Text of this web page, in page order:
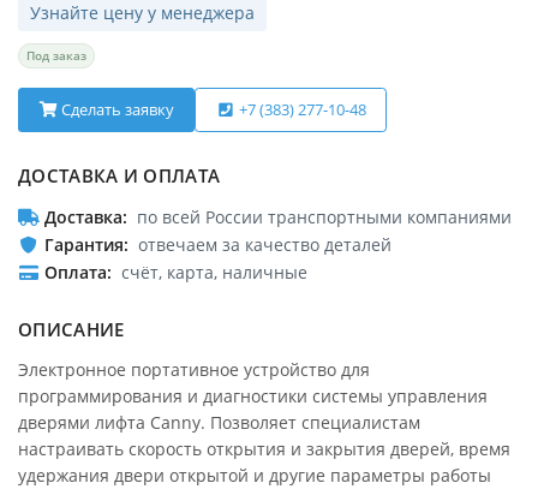
Узнайте цену у менеджера
Под заказ
Сделать заявку +7 (383) 277-10-48
ДОСТАВКА И ОПЛАТА
Доставка
по всей России транспортными компаниями
Гарантия
отвечаем за качество деталей
Оплата
счёт, карта, наличные
ОПИСАНИЕ
Электронное портативное устройство для
программирования и диагностики системы управления
дверями лифта Canny. Позволяет специалистам
настраивать скорость открытия и закрытия дверей, время
удержания двери открытой и другие параметры работы